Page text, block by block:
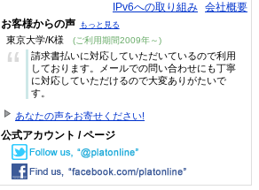
IPv6への取り組み 会社概要
お客様からの声 もっと見る
東京大学/K様 (ご利用期間2009年～)
“
請求書払いに対応していただいているので利用
しております。メールでの問い合わせにも丁寧
に対応していただけるので大変ありがたいで
す。
あなたの声をお寄せください!
公式アカウント / ページ